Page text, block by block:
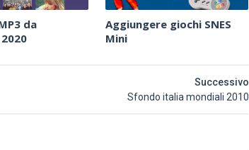
da
Aggiungere giochi SNES
Mini
Successivo
Sfondo italia mondiali 2010